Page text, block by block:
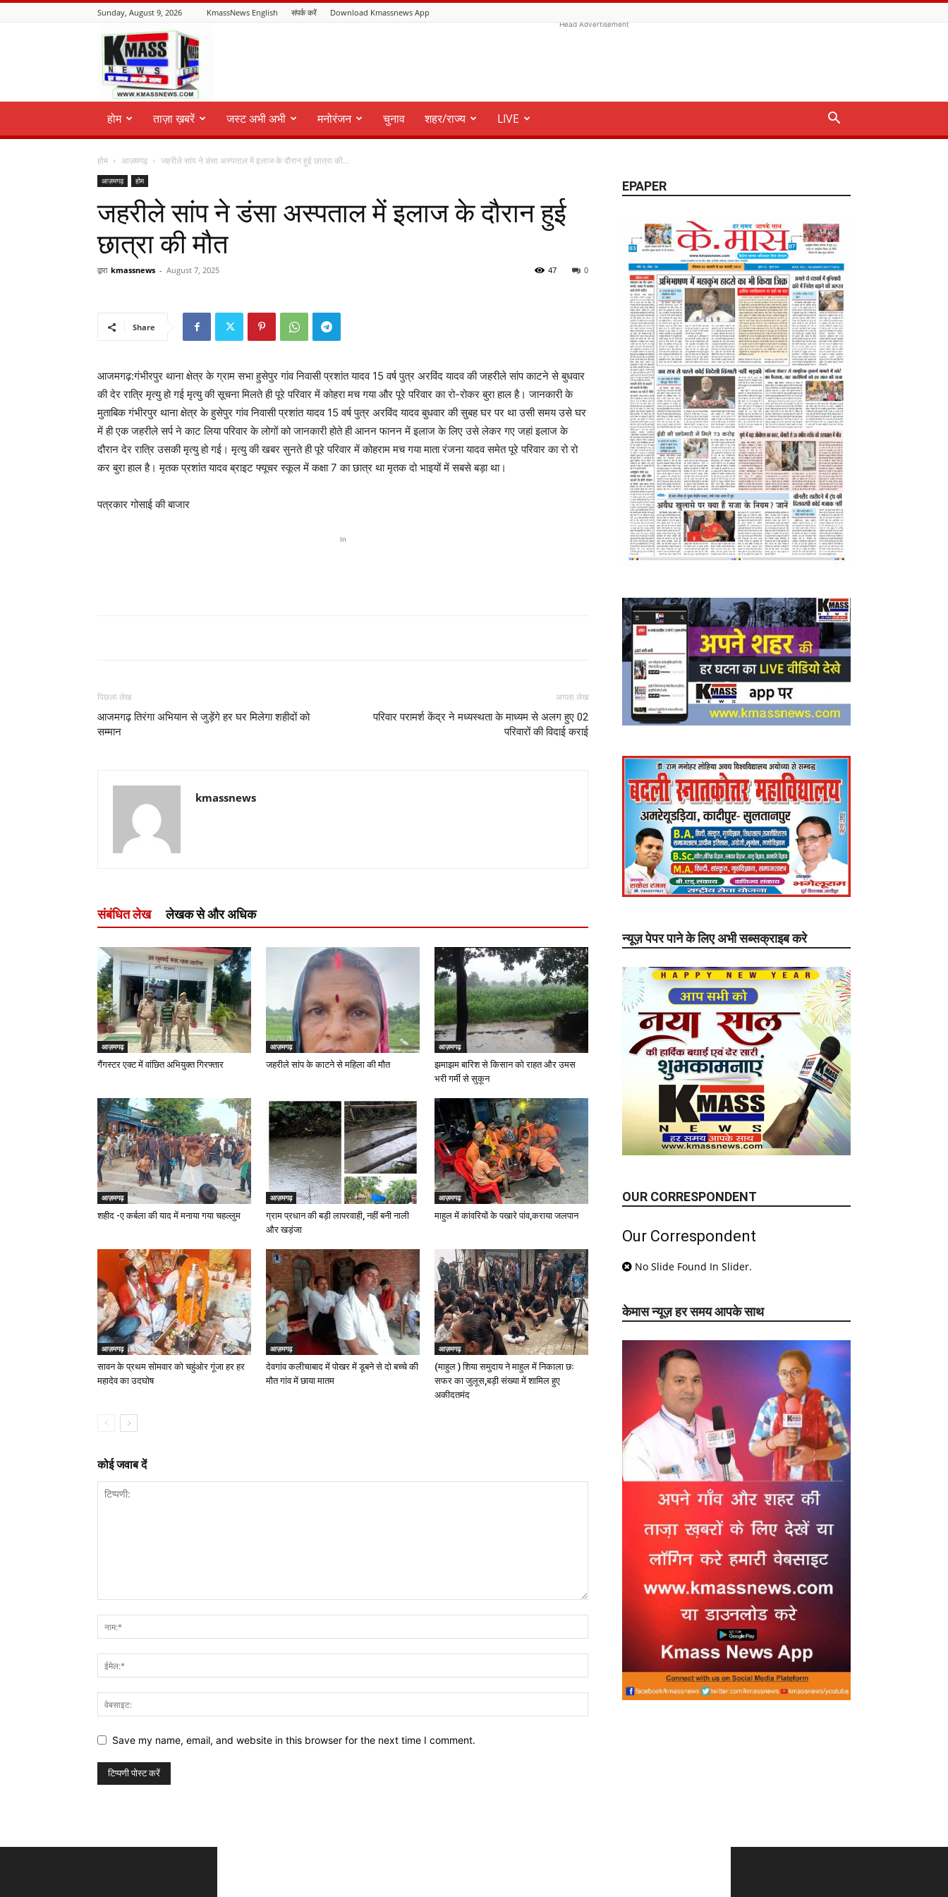
Sunday, August 9, 2026 KmassNews English संपर्क करें Download Kmassnews App
KmassNews
Head Advertisement
होम ताज़ा ख़बरें जस्ट अभी अभी मनोरंजन चुनाव शहर/राज्य LIVE
होम आज़मगढ़ जहरीले सांप ने डंसा अस्पताल में इलाज के दौरान हुई छात्रा की...
आज़मगढ़ होम
जहरीले सांप ने डंसा अस्पताल में इलाज के दौरान हुई
छात्रा की मौत
द्वारा kmassnews - August 7, 2025 0
47
Share
आजमगढ़:गंभीरपुर थाना क्षेत्र के ग्राम सभा हुसेपुर गांव निवासी प्रशांत यादव 15 वर्ष पुत्र अरविंद यादव की जहरीले सांप काटने से बुधवार
की देर रात्रि मृत्यु हो गई मृत्यु की सूचना मिलते ही पूरे परिवार में कोहरा मच गया और पूरे परिवार का रो-रोकर बुरा हाल है। जानकारी के
मुताबिक गंभीरपुर थाना क्षेत्र के हुसेपुर गांव निवासी प्रशांत यादव 15 वर्ष पुत्र अरविंद यादव बुधवार की सुबह घर पर था उसी समय उसे घर
में ही एक जहरीले सर्प ने काट लिया परिवार के लोगों को जानकारी होते ही आनन फानन में इलाज के लिए उसे लेकर गए जहां इलाज के
दौरान देर रात्रि उसकी मृत्यु हो गई। मृत्यु की खबर सुनते ही पूरे परिवार में कोहराम मच गया माता रंजना यादव समेत पूरे परिवार का रो रो
कर बुरा हाल है। मृतक प्रशांत यादव ब्राइट फ्यूचर स्कूल में कक्षा 7 का छात्र था मृतक दो भाइयों में सबसे बड़ा था।
पत्रकार गोसाई की बाजार
In
पिछला लेख
आजमगढ़ तिरंगा अभियान से जुड़ेंगे हर घर मिलेगा शहीदों को
सम्मान
अगला लेख
परिवार परामर्श केंद्र ने मध्यस्थता के माध्यम से अलग हुए 02
परिवारों की विदाई कराई
kmassnews
संबंधित लेख लेखक से और अधिक
आज़मगढ़
गैंगस्टर एक्ट में वांछित अभियुक्त गिरफ्तार
आज़मगढ़
जहरीले सांप के काटने से महिला की मौत
आज़मगढ़
झमाझम बारिश से किसान को राहत और उमस
भरी गर्मी से सुकून
आज़मगढ़
शहीद -ए कर्बला की याद में मनाया गया चहल्लुम
आज़मगढ़
ग्राम प्रधान की बड़ी लापरवाही, नहीं बनी नाली
और खड़ंजा
आज़मगढ़
माहुल में कांवरियों के पखारे पांव,कराया जलपान
आज़मगढ़
सावन के प्रथम सोमवार को चहुंओर गूंजा हर हर
महादेव का उदघोष
आज़मगढ़
देवगांव कलीचाबाद में पोखर में डूबने से दो बच्चे की
मौत गांव में छाया मातम
आज़मगढ़
(माहुल ) शिया समुदाय ने माहुल में निकाला छः
सफर का जुलूस,बड़ी संख्या में शामिल हुए
अकीदतमंद
कोई जवाब दें
Save my name, email, and website in this browser for the next time I comment.
EPAPER
न्यूज़ पेपर पाने के लिए अभी सब्सक्राइब करे
OUR CORRESPONDENT
Our Correspondent
No Slide Found In Slider.
केमास न्यूज़ हर समय आपके साथ